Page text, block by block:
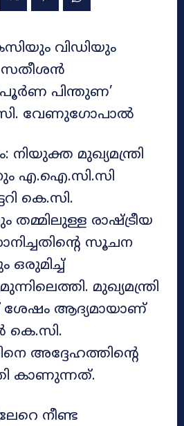
വിഡിയും
സതീശൻ
പിന്തുണ’
വേണുഗോപാൽ
നിയുക്ത മുഖ്യമന്ത്രി
എ.ഐ.സി.സി
കെ.സി.
രാഷ്ട്രീയ
സൂചന
മുഖ്യമന്ത്രി
ശേഷം ആദ്യമായാണ്
കെ.സി.
അദ്ദേഹത്തിന്റെ
കാണുന്നത്.
നീണ്ട